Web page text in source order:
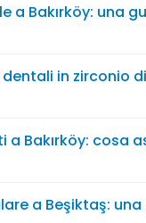
a Bakırköy: una
dentali in zirconio
a Bakırköy: cosa
a Beşiktaş: